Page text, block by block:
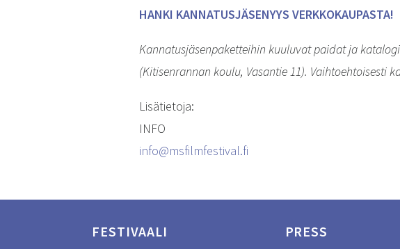
HANKI KANNATUSJÄSENYYS VERKKOKAUPASTA!
Kannatusjäsenpaketteihin kuuluvat paidat ja
(Kitisenrannan koulu, Vasantie 11).
Lisätietoja:
INFO
info@msfilmfestival.fi
FESTIVAALI PRESS